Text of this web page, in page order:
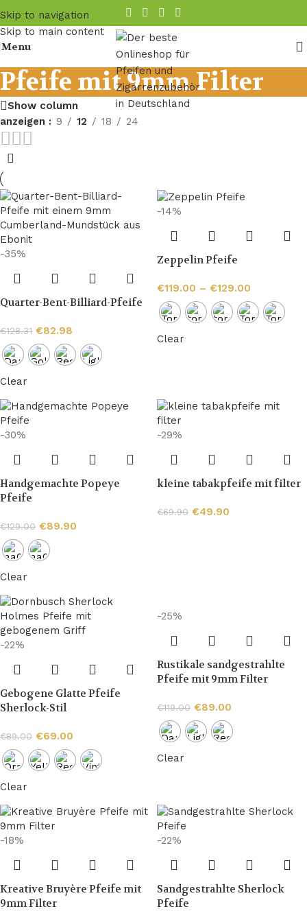
Skip to navigation
Skip to main content
Menu
Pfeife mit 9mm Filter
Show column
anzeigen
9 12 18 24
-35%
Quarter-Bent-Billiard-Pfeife
€128.31 €82.98
Clear
-14%
Zeppelin Pfeife
€119.00 – €129.00
Clear
-30%
Handgemachte Popeye
Pfeife
€129.00 €89.90
Clear
-29%
kleine tabakpfeife mit filter
€69.90 €49.90
-22%
Gebogene Glatte Pfeife
Sherlock-Stil
€89.00 €69.00
Clear
-25%
Rustikale sandgestrahlte
Pfeife mit 9mm Filter
€119.00 €89.00
Clear
-18%
Kreative Bruyère Pfeife mit
9mm Filter
-22%
Sandgestrahlte Sherlock
Pfeife